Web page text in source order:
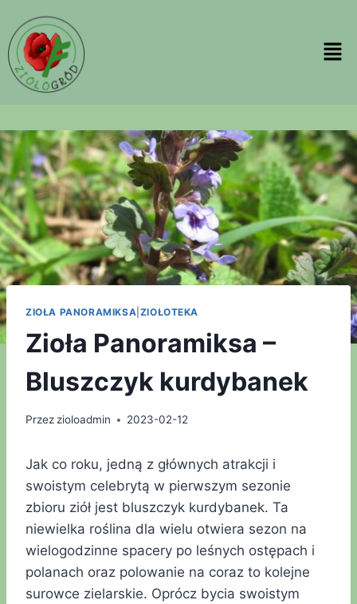
ZIOŁA PANORAMIKSA ZIOŁOTEKA
Zioła Panoramiksa –
Bluszczyk kurdybanek
Przezzioloadmin 2023-02-12
Jak co roku, jedną z głównych atrakcji i
swoistym celebrytą w pierwszym sezonie
zbioru ziół jest bluszczyk kurdybanek. Ta
niewielka roślina dla wielu otwiera sezon na
wielogodzinne spacery po leśnych ostępach i
polanach oraz polowanie na coraz to kolejne
surowce zielarskie. Oprócz bycia swoistym